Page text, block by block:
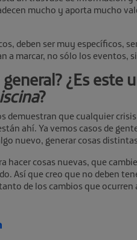
mucho y aporta mucho
deben ser muy específicos,
a marcar, no sólo los eventos,
¿Es
?
demuestran que cualquier
ahí. Ya vemos casos de
nuevo, generar cosas
hacer cosas nuevas, que
Así que creo que no deben
de los cambios que